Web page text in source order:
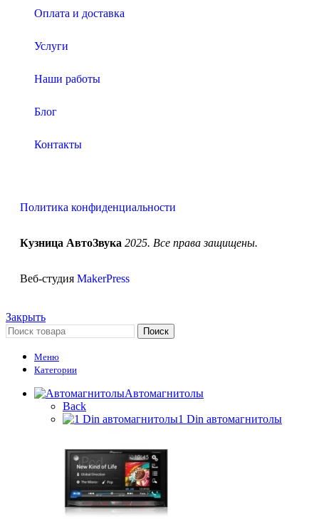
Оплата и доставка
Услуги
Наши работы
Блог
Контакты
Политика конфиденциальности
Кузница АвтоЗвука 2025. Все права защищены.
Веб-студия MakerPress
Закрыть
Поиск
Меню
Категории
Автомагнитолы
Back
1 Din автомагнитолы